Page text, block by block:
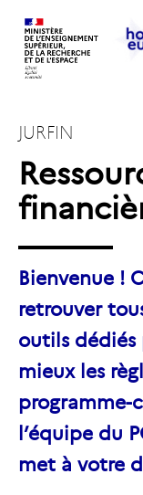
la
page
d'accueil
JURFIN
Bienvenue !
retrouver
outils dédiés
mieux les
programme-
l’équipe du
met à votre